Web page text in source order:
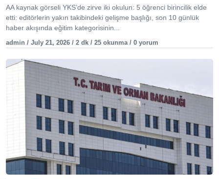
AA kaynak görseli YKS’de zirve iki okulun: 5 öğrenci birincilik elde
etti: editörlerin yakın takibindeki gelişme başlığı, son 10 günlük
haber akışında eğitim kategorisinin...
admin / July 21, 2026 / 2 dk / 25 okunma / 0 yorum